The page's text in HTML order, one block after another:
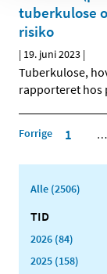
tuberkulose
risiko
| 19. juni 2023 |
Tuberkulose,
rapporteret hos
Forrige 1 …
Alle (2506)
TID
2026 (84)
2025 (158)